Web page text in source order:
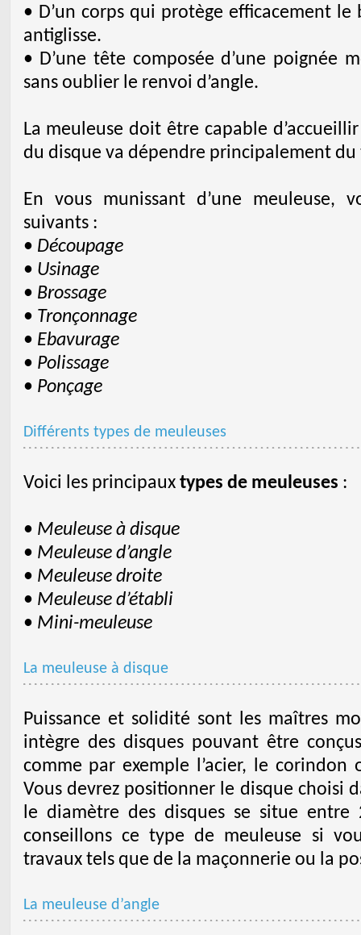
• D’un corps qui protège efficacement
antiglisse.
• D’une tête composée d’une poignée
sans oublier le renvoi d’angle.
La meuleuse doit être capable
du disque va dépendre principalement
En vous munissant d’une meuleuse,
suivants :
• Découpage
• Usinage
• Brossage
• Tronçonnage
• Ebavurage
• Polissage
• Ponçage
Différents types de meuleuses
Voici les principaux types de meuleuses :
• Meuleuse à disque
• Meuleuse d’angle
• Meuleuse droite
• Meuleuse d’établi
• Mini-meuleuse
La meuleuse à disque
Puissance et solidité sont les maîtres
intègre des disques pouvant être
comme par exemple l’acier, le
Vous devrez positionner le disque choisi
le diamètre des disques se situe
conseillons ce type de meuleuse si
travaux tels que de la maçonnerie ou la
La meuleuse d’angle